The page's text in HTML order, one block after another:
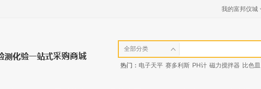
我的富邦仪城
全部分类
热门： 电子天平 赛多利斯 PH计 磁力搅拌器 比色皿